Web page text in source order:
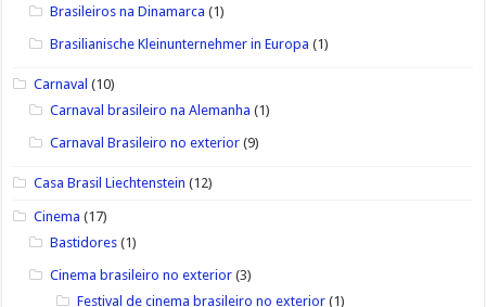
Brasileiros na Dinamarca (1)
Brasilianische Kleinunternehmer in Europa (1)
Carnaval (10)
Carnaval brasileiro na Alemanha (1)
Carnaval Brasileiro no exterior (9)
Casa Brasil Liechtenstein (12)
Cinema (17)
Bastidores (1)
Cinema brasileiro no exterior (3)
Festival de cinema brasileiro no exterior (1)